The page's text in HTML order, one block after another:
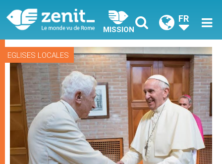
MISSION
FR
EGLISES LOCALES